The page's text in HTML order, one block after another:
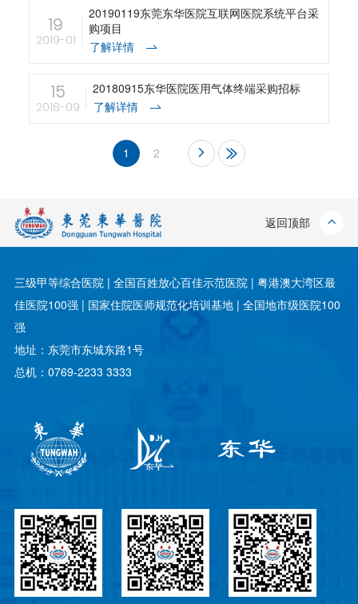
19
2019-01
20190119东莞东华医院互联网医院系统平台采
购项目
了解详情
15
2018-09
20180915东华医院医用气体终端采购招标
了解详情
1 2
返回顶部
三级甲等综合医院 | 全国百姓放心百佳示范医院 | 粤港澳大湾区最
佳医院100强 | 国家住院医师规范化培训基地 | 全国地市级医院100
强
地址：东莞市东城东路1号
总机：0769-2233 3333